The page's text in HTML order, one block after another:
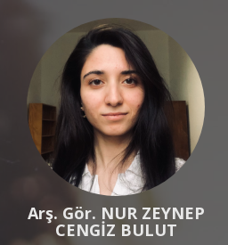
Arş. Gör. NUR ZEYNEP
CENGİZ BULUT